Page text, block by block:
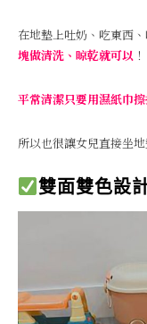
在地墊上吐奶、吃東西
塊做清洗、晾乾就可以
平常清潔只要用濕紙巾
所以也很讓女兒直接坐
雙面雙色設